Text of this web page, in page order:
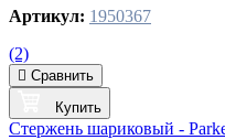
Артикул: 1950367
(2)
Сравнить
Купить
Стержень шариковый -